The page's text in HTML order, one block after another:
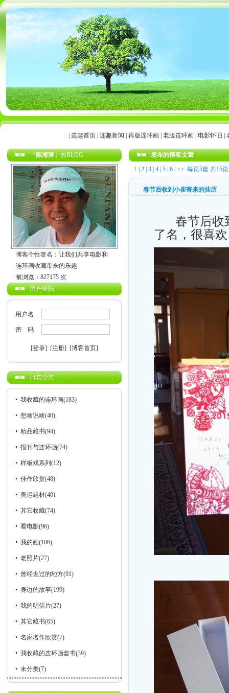
连趣首页| 连趣新闻 再版连环画| 老版连环画| 电影怀旧
『陈海涛』的BLOG
博客个性签名：让我们共享电影和
连环画收藏带来的乐趣
被浏览：827175 次
用户登陆
用户名
密 码
[登录] [注册] [博客首页]
日志分类
• 我收藏的连环画(183)
• 想啥说啥(40)
• 精品藏书(94)
• 报刊与连环画(74)
• 样板戏系列 (12)
• 佳作欣赏(48)
• 奥运题材(40)
• 其它收藏(74)
• 看电影(96)
• 我的画(106)
• 老照片(27)
• 曾经去过的地方(91)
• 身边的故事(199)
• 我的明信片(27)
• 其它藏书(65)
• 名家名作欣赏(7)
• 我收藏的连环画套书(39)
• 未分类(7)
发布的博客文章
1| 2| 3| 4| 5| 6| >> 每页5篇 共15页
春节后收到小崔寄来的挂历
春节后收到
了名，很喜